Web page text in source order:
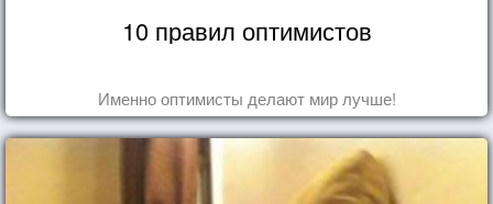
10 правил оптимистов
Именно оптимисты делают мир лучше!